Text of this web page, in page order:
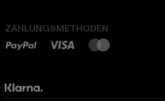
ZAHLUNGSMETHODEN